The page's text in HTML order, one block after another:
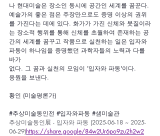
나 현대미술은 장소인 동시에 공간인 세계를 꿈꾼다.
예술가의 좋은 점은 주장만으로도 증명 이상의 권위
를 가진다는 데에 있다. 화가가 가진 신체와 붓질이라
는 장소적 행위를 통해 신체를 초월하여 존재하는 공
간의 세계를 꿈꾸고 작품으로 실천하는 일은 입자와
파동이 하나임을 증명했던 과학자들의 노력과 다를
바가
없다. 그 꿈과 실천의 모임이 '입자와 파동'이다.
응원을 보낸다.
황인 (미술평론가)
#추상미술동인전 #입자와파동 #샘미술관
추상미술동인展 - 입자와 파동 (2025-06-18 ~ 2025-
06-29)https://share.google/84w2Ur6po9zu2h2w2